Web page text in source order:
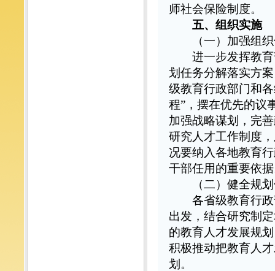
师社会保险制度。
五、组织实施
（一）加强组
进一步发挥教育
划任务分解落实方
级教育行政部门和
程”，摆在优先的议
加强战略谋划，完
研究人才工作制度
况要纳入各地教育
干部任用的重要依
（二）健全规
各省级教育行政
出发，结合研究制
的教育人才发展规
积极推动把教育人
划。